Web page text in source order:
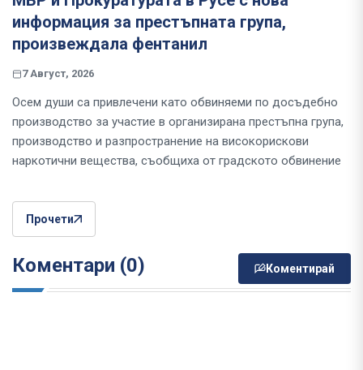
информация за престъпната група,
произвеждала фентанил
7 Август, 2026
Осем души са привлечени като обвиняеми по досъдебно
производство за участие в организирана престъпна група,
производство и разпространение на високорискови
наркотични вещества, съобщиха от градското обвинение
Прочети
Коментари (0) Коментирай